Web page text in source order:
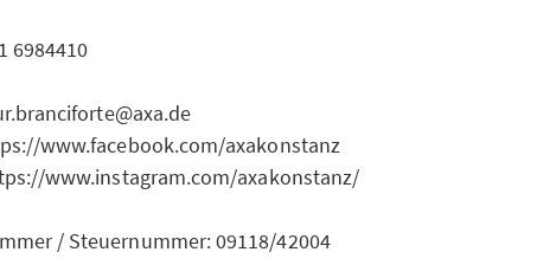
6984410
www.facebook.com/axakonstanz
www.instagram.com/axakonstanz/
/ Steuernummer: 09118/42004